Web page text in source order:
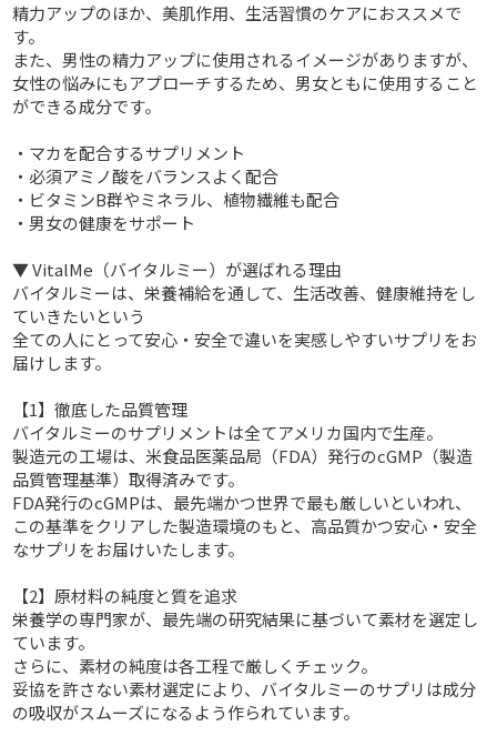
精力アップのほか、美肌作用、生活習慣のケアにおススメで
す。
また、男性の精力アップに使用されるイメージがありますが、
女性の悩みにもアプローチするため、男女ともに使用すること
ができる成分です。
・マカを配合するサプリメント
・必須アミノ酸をバランスよく配合
・ビタミンB群やミネラル、植物繊維も配合
・男女の健康をサポート
▼ VitalMe（バイタルミー）が選ばれる理由
バイタルミーは、栄養補給を通して、生活改善、健康維持をし
ていきたいという
全ての人にとって安心・安全で違いを実感しやすいサプリをお
届けします。
【1】徹底した品質管理
バイタルミーのサプリメントは全てアメリカ国内で生産。
製造元の工場は、米食品医薬品局（FDA）発行のcGMP（製造
品質管理基準）取得済みです。
FDA発行のcGMPは、最先端かつ世界で最も厳しいといわれ、
この基準をクリアした製造環境のもと、高品質かつ安心・安全
なサプリをお届けいたします。
【2】原材料の純度と質を追求
栄養学の専門家が、最先端の研究結果に基づいて素材を選定し
ています。
さらに、素材の純度は各工程で厳しくチェック。
妥協を許さない素材選定により、バイタルミーのサプリは成分
の吸収がスムーズになるよう作られています。